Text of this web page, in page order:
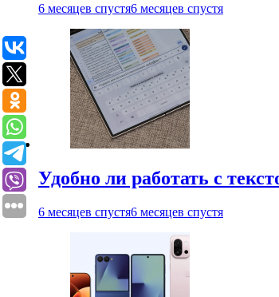
6 месяцев спустя6 месяцев спустя
Удобно ли работать с
6 месяцев спустя6 месяцев спустя